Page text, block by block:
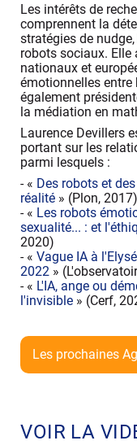
Les intérêts de
comprennent la
stratégies de
robots sociaux.
nationaux et
émotionnelles
également
la médiation en
Laurence Devillers
portant sur les
parmi lesquels :
- « Des robots et
réalité » (Plon, 2017)
- « Les robots
sexualité... : et
2020)
- «Vague IA à
2022 »
- « L'IA, ange ou
l'invisible » (Cerf,
Les prochaines
VOIR LA